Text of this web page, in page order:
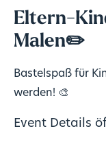
Eltern-
Malen✏️
Bastelspaß für
werden! 🎨
Event Details